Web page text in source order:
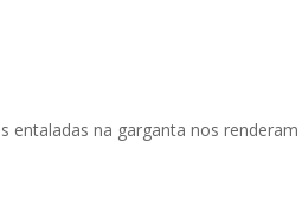
entaladas na garganta nos